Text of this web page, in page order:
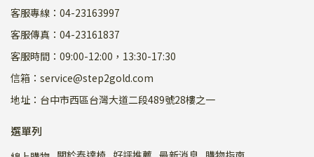
客服專線：04-23163997
客服傳真：04-23161837
客服時間：09:00-12:00，13:30-17:30
信箱：service@step2gold.com
地址：台中市西區台灣大道二段489號28樓之一
選單列